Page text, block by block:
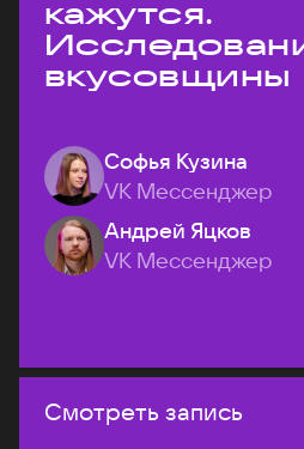
кажутся.
вкусовщины
Софья Кузина
VK Мессенджер
Андрей Яцков
VK Мессенджер
Смотреть запись